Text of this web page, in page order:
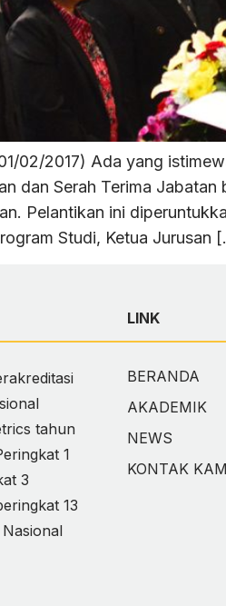
02/2017) Ada yang
dan Serah Terima
Pelantikan ini
Studi, Ketua Jurusan
tahun
1
3
13
LINK
BERANDA
AKADEMIK
NEWS
KONTAK